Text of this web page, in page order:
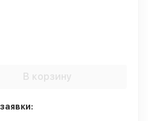
В корзину